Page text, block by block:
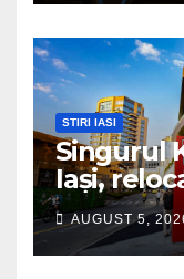
STIRI IASI
Singurul
Iași,
spaţiu
mp la
AUGUST 5,